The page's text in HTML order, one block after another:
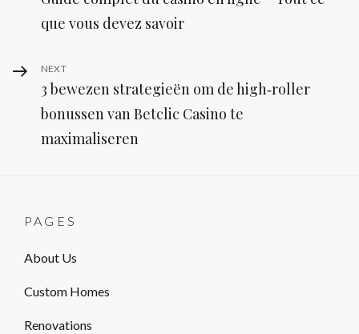
navigation
Post
que vous devez savoir
Next
Post
NEXT
3 bewezen strategieën om de high‑roller
bonussen van Betclic Casino te
maximaliseren
PAGES
About Us
Custom Homes
Renovations